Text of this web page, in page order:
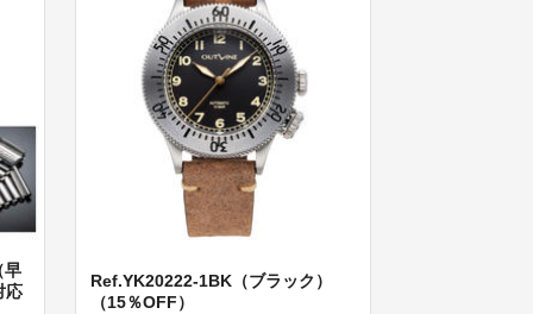
早
応
Ref.YK20222-1BK（ブラック）
（15％OFF）